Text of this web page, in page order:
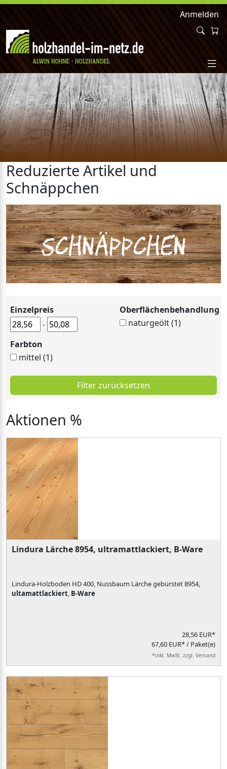
Anmelden
Reduzierte Artikel und
Schnäppchen
Einzelpreis
-
Oberflächenbehandlung
naturgeölt (1)
Farbton
mittel (1)
Filter zurücksetzen
Aktionen %
Lindura Lärche 8954, ultramattlackiert, B-Ware
Lindura-Holzboden HD 400, Nussbaum Lärche gebürstet 8954,
ultamattlackiert, B-Ware
28,56 EUR*
67,60 EUR* / Paket(e)
*inkl. MwSt. zzgl. Versand